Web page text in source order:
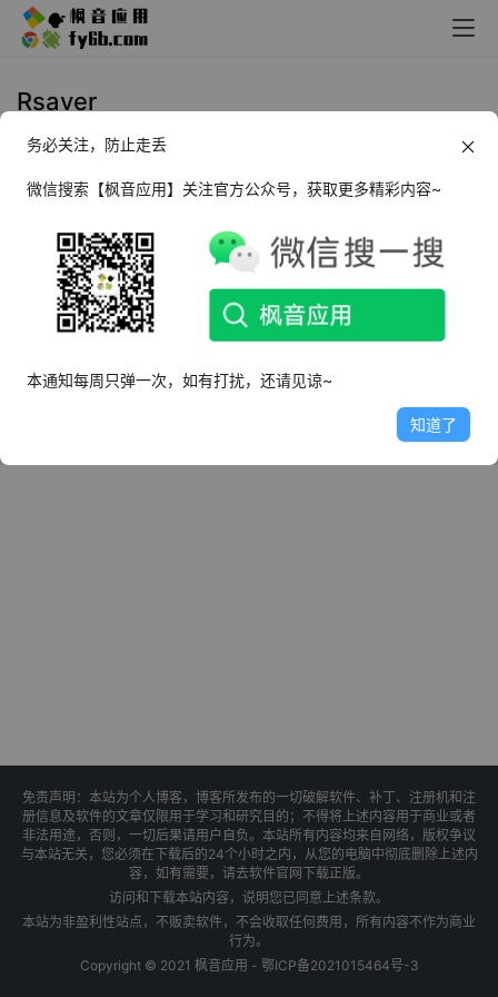
Rsaver
_v9.5
2025年1月7日
免责声明：本站为个人博客，博客所发布的一切破解软件、补丁、注册机和注
册信息及软件的文章仅限用于学习和研究目的；不得将上述内容用于商业或者
非法用途，否则，一切后果请用户自负。本站所有内容均来自网络，版权争议
与本站无关，您必须在下载后的24个小时之内，从您的电脑中彻底删除上述内
容，如有需要，请去软件官网下载正版。
访问和下载本站内容，说明您已同意上述条款。
本站为非盈利性站点，不贩卖软件，不会收取任何费用，所有内容不作为商业
行为。
Copyright © 2021 枫音应用 - 鄂ICP备2021015464号-3
务必关注，防止走丢
微信搜索【枫音应用】关注官方公众号，获取更多精彩内容~
本通知每周只弹一次，如有打扰，还请见谅~
知道了